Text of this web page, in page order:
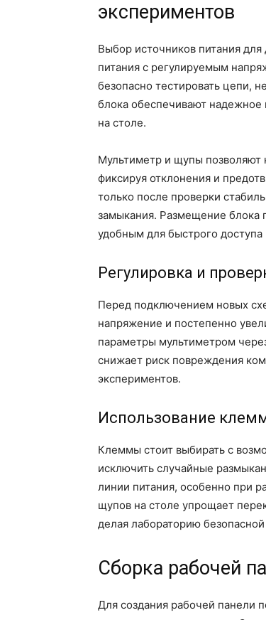
экспериментов
Выбор источников питания
питания с регулируемым
безопасно тестировать цепи,
блока обеспечивают
на столе.
Мультиметр и щупы позволяют
фиксируя отклонения и
только после проверки
замыкания. Размещение блока
удобным для быстрого
Регулировка и
Перед подключением новых
напряжение и постепенно
параметры мультиметром
снижает риск повреждения
экспериментов.
Использование
Клеммы стоит выбирать с
исключить случайные
линии питания, особенно при
щупов на столе упрощает
делая лабораторию
Сборка рабочей
Для создания рабочей панели